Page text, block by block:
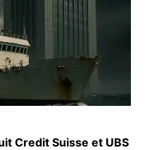
Credit Suisse et UBS